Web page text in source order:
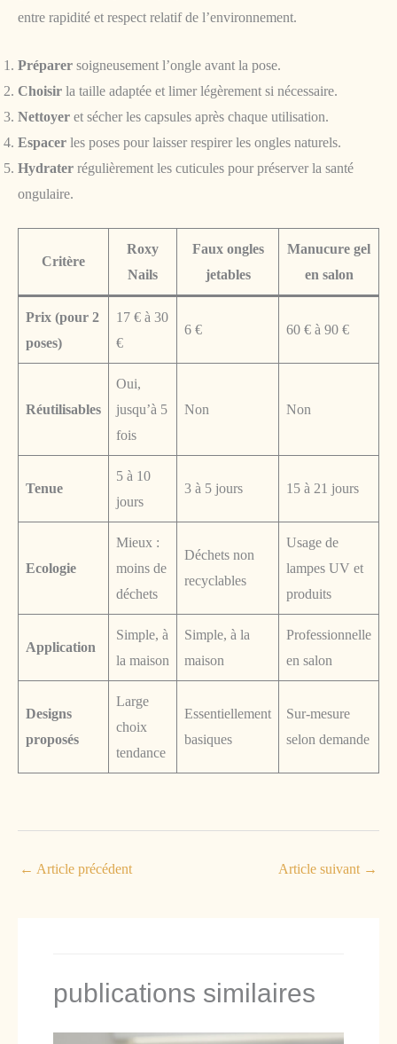
entre rapidité et respect relatif de l’environnement.
Préparer soigneusement l’ongle avant la pose.
Choisir la taille adaptée et limer légèrement si nécessaire.
Nettoyer et sécher les capsules après chaque utilisation.
Espacer les poses pour laisser respirer les ongles naturels.
Hydrater régulièrement les cuticules pour préserver la santé
ongulaire.
Critère
Roxy
Nails
Faux ongles
jetables
Manucure gel
en salon
Prix (pour 2
poses)
17 € à 30
€
6 € 60 € à 90 €
Réutilisables
Oui,
jusqu’à 5
fois
Non Non
Tenue
5 à 10
jours
3 à 5 jours 15 à 21 jours
Ecologie
Mieux :
moins de
déchets
Déchets non
recyclables
Usage de
lampes UV et
produits
Application
Simple, à
la maison
Simple, à la
maison
Professionnelle
en salon
Designs
proposés
Large
choix
tendance
Essentiellement
basiques
Sur-mesure
selon demande
← Article précédent Article suivant →
publications similaires